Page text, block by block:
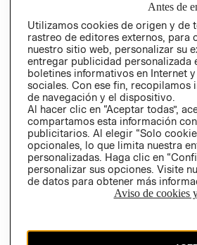
Ecuador ($)
CAMBIAR REGIÓN
El contenido de esta página web está
RECIÉN NACIDO
Antes de
Utilizamos cookies de origen y de
rastreo de editores externos,
nuestro sitio web, personalizar su
entregar publicidad personalizada
boletines informativos en Internet
sociales. Con ese fin,
de navegación y el dispositivo.
Al hacer clic en “Aceptar todas”,
compartamos esta información
publicitarios. Al elegir “Solo
opcionales, lo que limita nuestra
personalizadas. Haga clic en
personalizar sus opciones. Visite
de datos para obtener más
Aviso de cookies